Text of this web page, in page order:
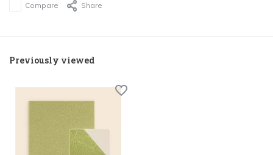
Compare Share
Previously viewed